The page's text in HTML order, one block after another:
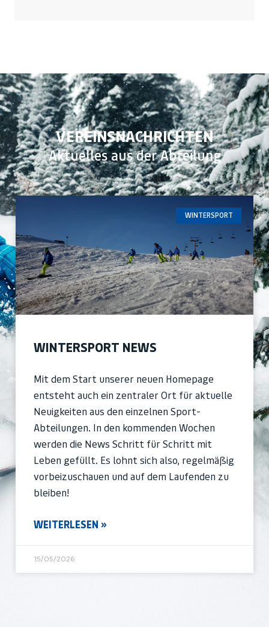
VEREINSNACHRICHTEN
Aktuelles aus der Abteilung
WINTERSPORT
WINTERSPORT NEWS
Mit dem Start unserer neuen Homepage
entsteht auch ein zentraler Ort für aktuelle
Neuigkeiten aus den einzelnen Sport-
Abteilungen. In den kommenden Wochen
werden die News Schritt für Schritt mit
Leben gefüllt. Es lohnt sich also, regelmäßig
vorbeizuschauen und auf dem Laufenden zu
bleiben!
WEITERLESEN »
15/05/2026